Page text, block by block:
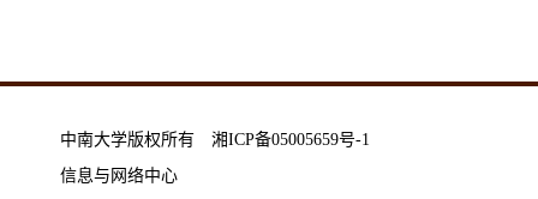
中南大学版权所有 湘ICP备05005659号-1
信息与网络中心